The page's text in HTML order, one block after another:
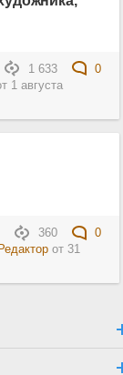
1 633
0
1 августа
360
0
Редакторот 31